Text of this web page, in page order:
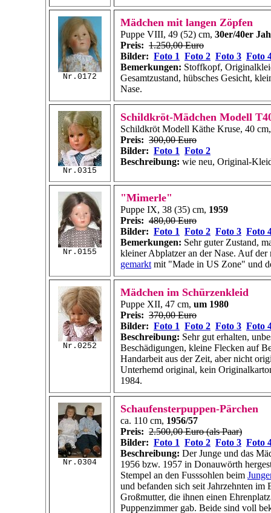
Nr.0172
Mädchen mit langen Zöpfen
Puppe VIII, 49 (52) cm, 30er/40er
Preis: 1.250,00 Euro
Bilder: Foto 1 Foto 2 Foto 3 Foto
Bemerkungen: Stoffkopf,
Gesamtzustand, hübsches Gesicht,
Nase.
Nr.0315
Schildkröt-Mädchen Modell
Schildkröt Modell Käthe Kruse, 40
Preis: 300,00 Euro
Bilder: Foto 1 Foto 2
Beschreibung: wie neu, Original-
Nr.0155
"Mimerle"
Puppe IX, 38 (35) cm, 1959
Preis: 480,00 Euro
Bilder: Foto 1 Foto 2 Foto 3 Foto
Bemerkungen: Sehr guter Zustand,
kleiner Abplatzer an der Nase. Auf der
gemarkt mit "Made in US Zone" und
Nr.0252
Mädchen im Schürzenkleid
Puppe XII, 47 cm, um 1980
Preis: 370,00 Euro
Bilder: Foto 1 Foto 2 Foto 3 Foto
Beschreibung: Sehr gut erhalten,
Beschädigungen, kleine Flecken auf
Handarbeit aus der Zeit, aber nicht
Unterhemd original, kein
1984.
Nr.0304
Schaufensterpuppen-Pärchen
ca. 110 cm, 1956/57
Preis: 2.500,00 Euro (als Paar)
Bilder: Foto 1 Foto 2 Foto 3 Foto
Beschreibung: Der Junge und das
1956 bzw. 1957 in Donauwörth
Stempel an den Fusssohlen beim
und befanden sich seit Jahrzehnten im
Großmutter, die ihnen einen
Puppenzimmer gab. Beide sind voll